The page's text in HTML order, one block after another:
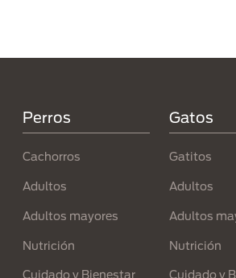
Perros
Cachorros
Adultos
Adultos mayores
Nutrición
Cuidado y Bienestar
Gatos
Gatitos
Adultos
Adultos
Nutrición
Cuidado y